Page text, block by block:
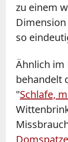
zu einem
so
Ähnlich im
behandelt
"Schlafe,